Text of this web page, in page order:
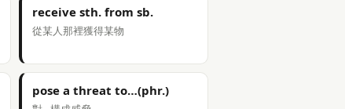
receive sth. from sb.
從某人那裡獲得某物
pose a threat to…(phr.)